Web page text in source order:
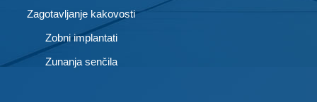
Zagotavljanje kakovosti
Zobni implantati
Zunanja senčila